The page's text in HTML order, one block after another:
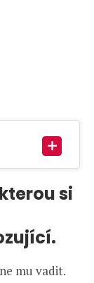
si
mu vadit.